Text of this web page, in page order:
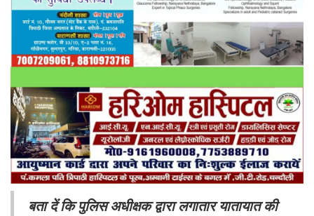
बता दें कि पुलिस अधीक्षक द्वारा लगातार यातायात की